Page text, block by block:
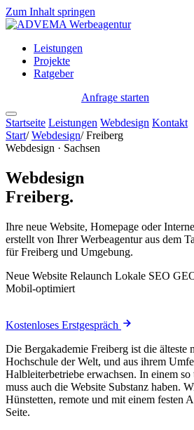
Zum Inhalt springen
Leistungen
Projekte
Ratgeber
Anfrage starten
Startseite Leistungen Webdesign Kontakt
Start/ Webdesign/ Freiberg
Webdesign · Sachsen
Webdesign
Freiberg.
Ihre neue Website, Homepage oder
erstellt von Ihrer Werbeagentur aus dem
für Freiberg und Umgebung.
Neue Website Relaunch Lokale SEO
Mobil-optimiert
Kostenloses Erstgespräch
Die Bergakademie Freiberg ist die älteste
Hochschule der Welt, und aus ihrem
Halbleiterbetriebe erwachsen. In einem
muss auch die Website Substanz haben.
Hünstetten, remote und mit einem festen
Seite.